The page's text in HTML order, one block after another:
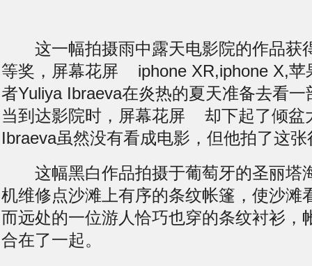
这一幅拍摄雨中露天电影院的作品获
等奖， 屏幕花屏 iphone XR,iphone X,苹
者Yuliya Ibraeva在炎热的夏天准备去看
当到达影院时， 屏幕花屏 却下起了倾盆
Ibraeva虽然没有看成电影，但他拍了这
这幅黑白作品拍摄于葡萄牙的圣丽塔
机维修点沙滩上有序的条纹帐篷，使沙滩
而远处的一位游人恰巧也穿的条纹衬衫，
合在了一起。